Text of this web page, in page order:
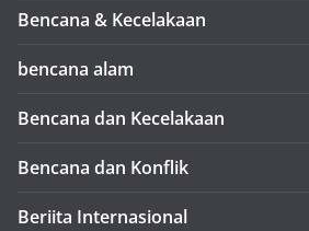
Bencana & Kecelakaan
bencana alam
Bencana dan Kecelakaan
Bencana dan Konflik
Beriita Internasional